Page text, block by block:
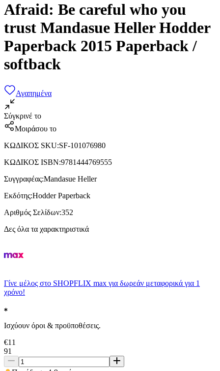
Afraid: Be careful who you
trust Mandasue Heller Hodder
Paperback 2015 Paperback /
softback
Αγαπημένα
Σύγκρινέ το
Μοιράσου το
ΚΩΔΙΚΟΣ SKU:SF-101076980
ΚΩΔΙΚΟΣ ISBN:9781444769555
Συγγραφέας:Mandasue Heller
Εκδότης:Hodder Paperback
Αριθμός Σελίδων:352
Δες όλα τα χαρακτηριστικά
Γίνε μέλος στο SHOPFLIX max για δωρεάν μεταφορικά για 1
χρόνο!
Ισχύουν όροι & προϋποθέσεις.
€11
91